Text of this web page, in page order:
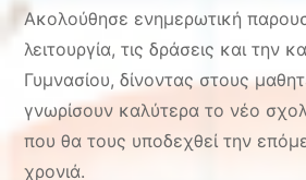
Ακολούθησε ενημερωτική
λειτουργία, τις δράσεις και την
Γυμνασίου, δίνοντας στους
γνωρίσουν καλύτερα το νέο
που θα τους υποδεχθεί την
χρονιά.